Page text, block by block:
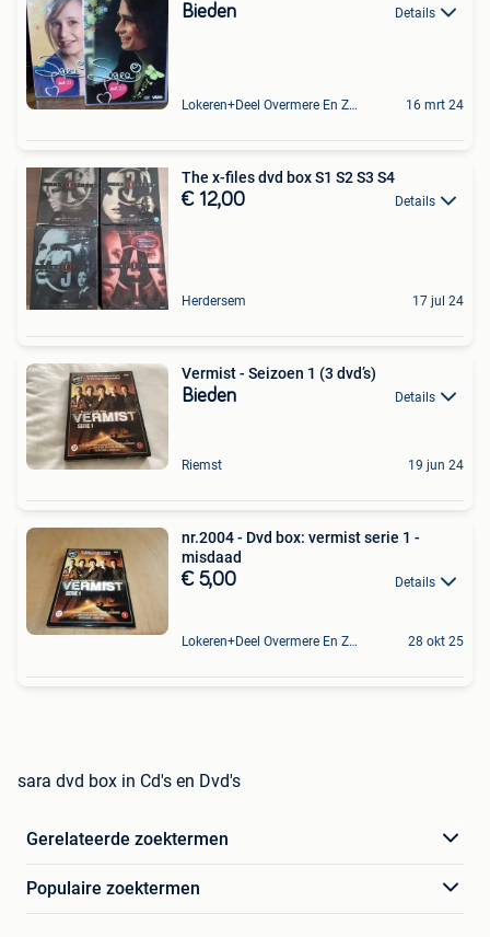
Bieden Details
Lokeren+Deel Overmere En Zele 16 mrt 24
The x-files dvd box S1 S2 S3 S4
€ 12,00 Details
Herdersem 17 jul 24
Vermist - Seizoen 1 (3 dvd’s)
Bieden Details
Riemst 19 jun 24
nr.2004 - Dvd box: vermist serie 1 -
misdaad
€ 5,00 Details
Lokeren+Deel Overmere En Zele 28 okt 25
sara dvd box in Cd's en Dvd's
Gerelateerde zoektermen
Populaire zoektermen